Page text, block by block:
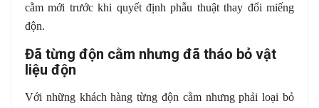
cằm mới trước khi quyết định phẫu thuật thay đổi miếng
độn.
Đã từng độn cằm nhưng đã tháo bỏ vật
liệu độn
Với những khách hàng từng độn cằm nhưng phải loại bỏ